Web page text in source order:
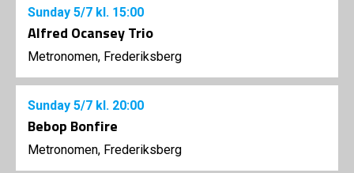
Sunday 5/7 kl. 15:00
Alfred Ocansey Trio
Metronomen, Frederiksberg
Sunday 5/7 kl. 20:00
Bebop Bonfire
Metronomen, Frederiksberg